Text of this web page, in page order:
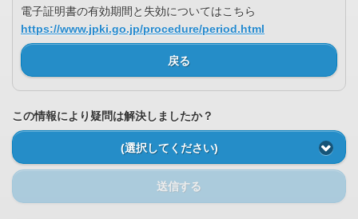
電子証明書の有効期間と失効についてはこちら
https://www.jpki.go.jp/procedure/period.html
戻る
この情報により疑問は解決しましたか？
(選択してください)
送信する